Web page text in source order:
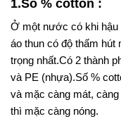
1.Số % cotton :
Ở một nước có khi hậu
áo thun có độ thấm hút
trọng nhất.Có 2 thành
và PE (nhựa).Số %
và mặc càng mát,
thì mặc càng nóng.